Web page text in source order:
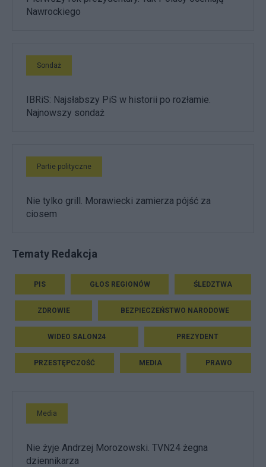
Nawrockiego
Sondaż
IBRiS: Najsłabszy PiS w historii po rozłamie.
Najnowszy sondaż
Partie polityczne
Nie tylko grill. Morawiecki zamierza pójść za
ciosem
Tematy Redakcja
PIS GŁOS REGIONÓW ŚLEDZTWA
ZDROWIE BEZPIECZEŃSTWO NARODOWE
WIDEO SALON24 PREZYDENT
PRZESTĘPCZOŚĆ MEDIA PRAWO
Media
Nie żyje Andrzej Morozowski. TVN24 żegna
dziennikarza